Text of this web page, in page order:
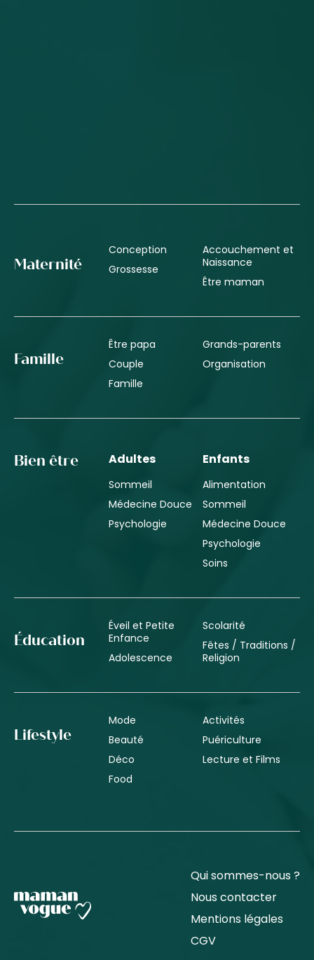
Maternité
Conception
Grossesse
Accouchement et
Naissance
Être maman
Famille
Être papa
Couple
Famille
Grands-parents
Organisation
Bien être Adultes
Sommeil
Médecine Douce
Psychologie
Enfants
Alimentation
Sommeil
Médecine Douce
Psychologie
Soins
Éducation
Éveil et Petite
Enfance
Adolescence
Scolarité
Fêtes / Traditions /
Religion
Lifestyle
Mode
Beauté
Déco
Food
Activités
Puériculture
Lecture et Films
Qui sommes-nous ?
Nous contacter
Mentions légales
CGV